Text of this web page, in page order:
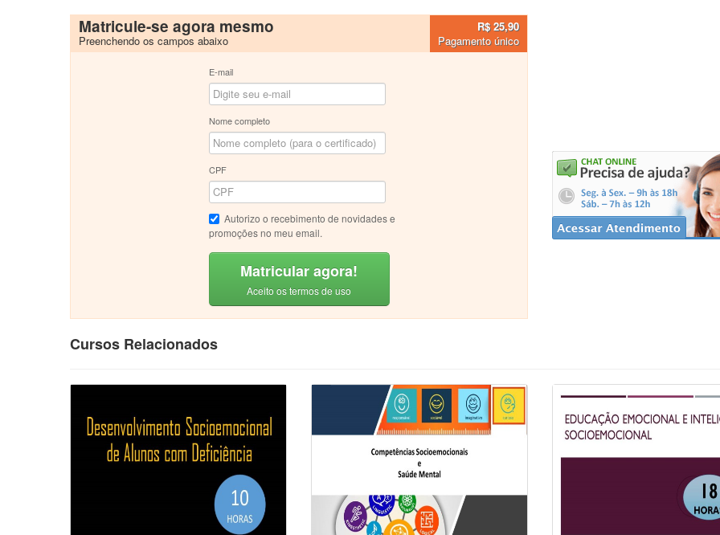
Matricule-se agora mesmo
Preenchendo os campos abaixo
R$ 25,90
Pagamento único
E-mail
Nome completo
CPF
Autorizo o recebimento de novidades e
promoções no meu email.
Matricular agora!
Aceito os termos de uso
Cursos Relacionados